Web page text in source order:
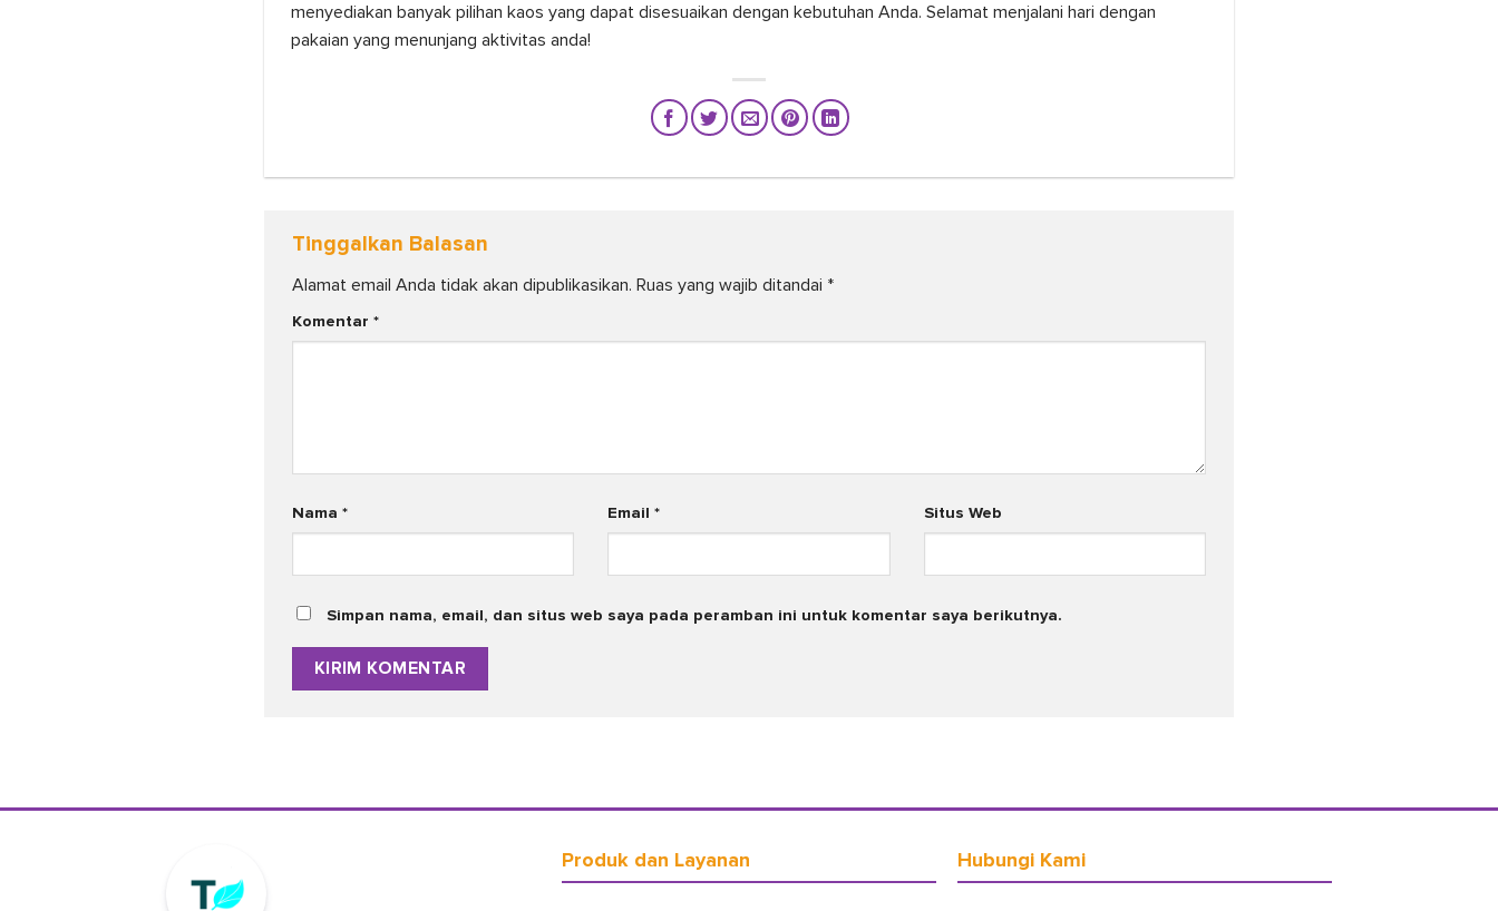
menyediakan banyak pilihan kaos yang dapat disesuaikan dengan kebutuhan Anda. Selamat menjalani hari dengan
pakaian yang menunjang aktivitas anda!
Tinggalkan Balasan
Alamat email Anda tidak akan dipublikasikan. Ruas yang wajib ditandai *
Komentar *
Nama * Email* Situs Web
Simpan nama, email, dan situs web saya pada peramban ini untuk komentar saya berikutnya.
Produk dan Layanan Hubungi Kami